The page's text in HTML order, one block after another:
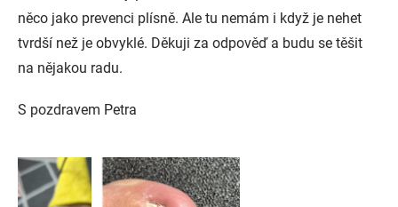
něco jako prevenci plísně. Ale tu nemám i když je nehet
tvrdší než je obvyklé. Děkuji za odpověď a budu se těšit
na nějakou radu.
S pozdravem Petra